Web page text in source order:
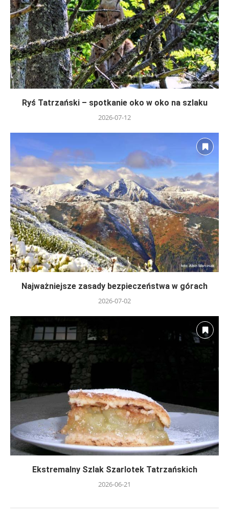
Ryś Tatrzański – spotkanie oko w oko na szlaku
2026-07-12
Najważniejsze zasady bezpieczeństwa w górach
2026-07-02
Ekstremalny Szlak Szarlotek Tatrzańskich
2026-06-21